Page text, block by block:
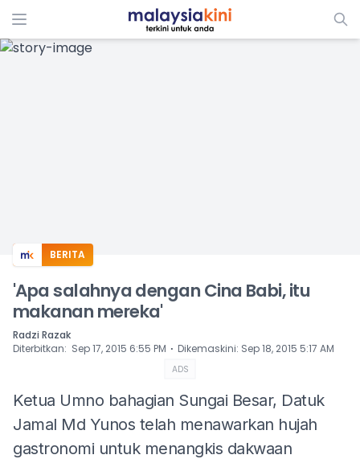
ADS
BERITA
'Apa salahnya dengan Cina Babi, itu
makanan mereka'
Radzi Razak
Diterbitkan: Sep 17, 2015 6:55 PM ⋅ Dikemaskini: Sep 18, 2015 5:17 AM
ADS
Ketua Umno bahagian Sungai Besar, Datuk
Jamal Md Yunos telah menawarkan hujah
gastronomi untuk menangkis dakwaan